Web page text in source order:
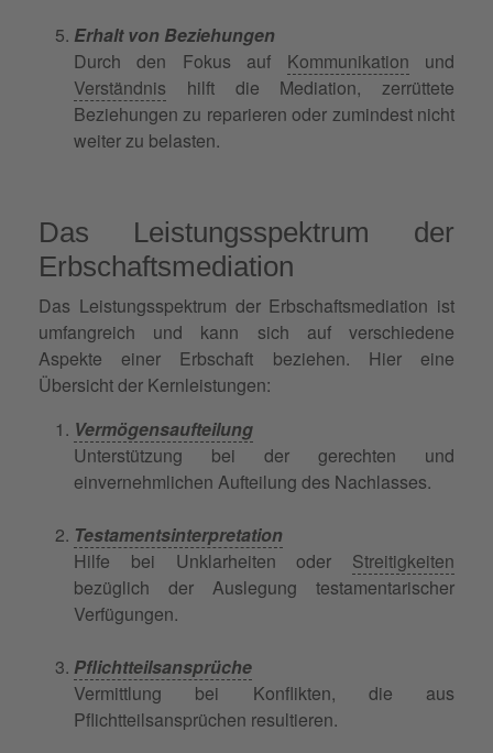
Erhalt von Beziehungen
Durch den Fokus auf Kommunikation und
Verständnis hilft die Mediation, zerrüttete
Beziehungen zu reparieren oder zumindest nicht
weiter zu belasten.
Das Leistungsspektrum der
Erbschaftsmediation
Das Leistungsspektrum der Erbschaftsmediation ist
umfangreich und kann sich auf verschiedene
Aspekte einer Erbschaft beziehen. Hier eine
Übersicht der Kernleistungen:
Vermögensaufteilung
Unterstützung bei der gerechten und
einvernehmlichen Aufteilung des Nachlasses.
Testamentsinterpretation
Hilfe bei Unklarheiten oder Streitigkeiten
bezüglich der Auslegung testamentarischer
Verfügungen.
Pflichtteilsansprüche
Vermittlung bei Konflikten, die aus
Pflichtteilsansprüchen resultieren.